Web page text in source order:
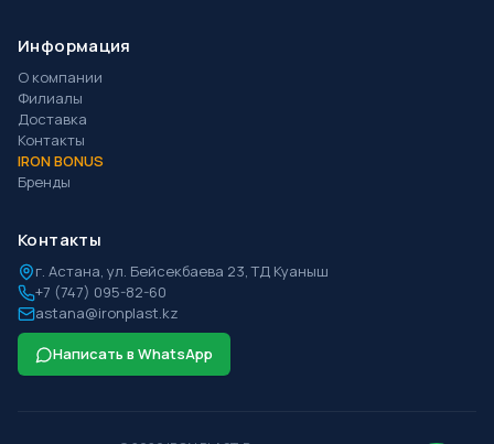
Информация
О компании
Филиалы
Доставка
Контакты
IRON BONUS
Бренды
Контакты
г. Астана, ул. Бейсекбаева 23, ТД Куаныш
+7 (747) 095-82-60
astana@ironplast.kz
Написать в WhatsApp